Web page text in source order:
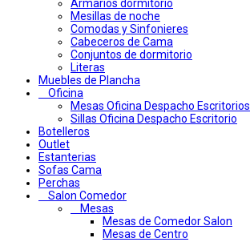
Armarios dormitorio
Mesillas de noche
Comodas y Sinfonieres
Cabeceros de Cama
Conjuntos de dormitorio
Literas
Muebles de Plancha
Oficina
Mesas Oficina Despacho Escritorios
Sillas Oficina Despacho Escritorio
Botelleros
Outlet
Estanterias
Sofas Cama
Perchas
Salon Comedor
Mesas
Mesas de Comedor Salon
Mesas de Centro